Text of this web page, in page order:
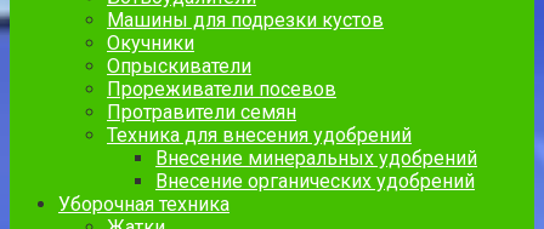
Машины для подрезки кустов
Окучники
Опрыскиватели
Прореживатели посевов
Протравители семян
Техника для внесения удобрений
Внесение минеральных удобрений
Внесение органических удобрений
Уборочная техника